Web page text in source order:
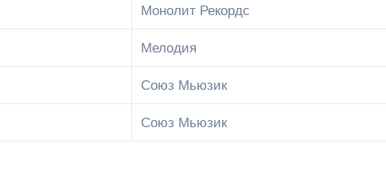
Монолит Рекордс
Мелодия
Союз Мьюзик
Союз Мьюзик